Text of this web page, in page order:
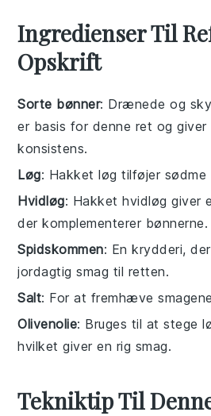
Ingredienser Til
Opskrift
Sorte bønner: Drænede og
er basis for denne ret og
konsistens.
Løg: Hakket løg tilføjer
Hvidløg: Hakket hvidløg giver
der komplementerer bønnerne.
Spidskommen: En krydderi,
jordagtig smag til retten.
Salt: For at fremhæve
Olivenolie: Bruges til at stege
hvilket giver en rig smag.
Tekniktip Til